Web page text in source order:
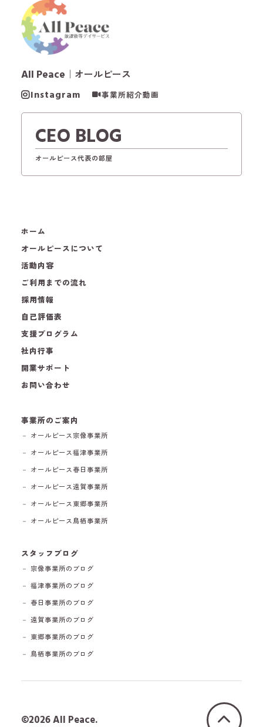
All Peace ｜オールピース
Instagram 事業所紹介動画
CEO BLOG
オールピース代表の部屋
ホーム
オールピースについて
活動内容
ご利用までの流れ
採用情報
自己評価表
支援プログラム
社内行事
開業サポート
お問い合わせ
事業所のご案内
－ オールピース宗像事業所
－ オールピース福津事業所
－ オールピース春日事業所
－ オールピース遠賀事業所
－ オールピース東郷事業所
－ オールピース鳥栖事業所
スタッフブログ
－ 宗像事業所のブログ
－ 福津事業所のブログ
－ 春日事業所のブログ
－ 遠賀事業所のブログ
－ 東郷事業所のブログ
－ 鳥栖事業所のブログ
©2026 All Peace.